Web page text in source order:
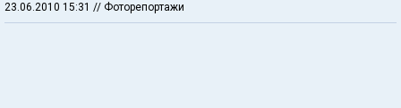
23.06.2010 15:31 // Фоторепортажи